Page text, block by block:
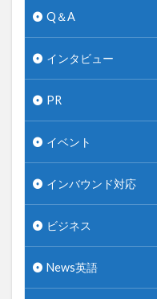
Q＆A
インタビュー
PR
イベント
インバウンド対応
ビジネス
News英語